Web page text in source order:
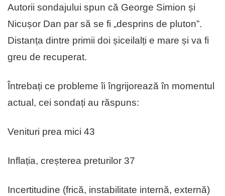
Autorii sondajului spun că George Simion și
Nicușor Dan par să se fi „desprins de pluton”.
Distanța dintre primii doi șiceilalți e mare și va fi
greu de recuperat.
Întrebați ce probleme îi îngrijorează în momentul
actual, cei sondați au răspuns:
Venituri prea mici 43
Inflația, creșterea preturilor 37
Incertitudine (frică, instabilitate internă, externă)